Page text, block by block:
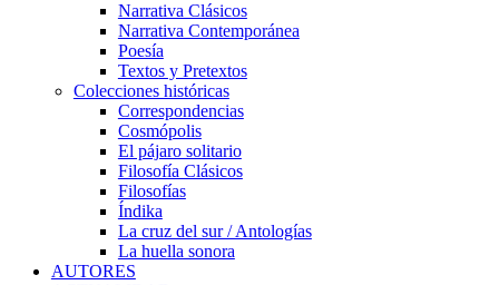
Narrativa Clásicos
Narrativa Contemporánea
Poesía
Textos y Pretextos
Colecciones históricas
Correspondencias
Cosmópolis
El pájaro solitario
Filosofía Clásicos
Filosofías
Índika
La cruz del sur / Antologías
La huella sonora
AUTORES